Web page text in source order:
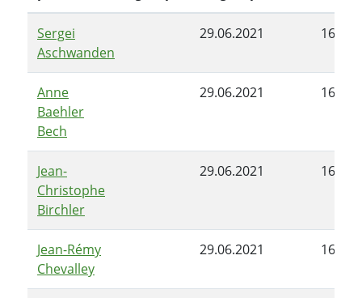
Sergei
Aschwanden
29.06.2021
Anne
Baehler
Bech
29.06.2021
Jean-
Christophe
Birchler
29.06.2021
Jean-Rémy
Chevalley
29.06.2021